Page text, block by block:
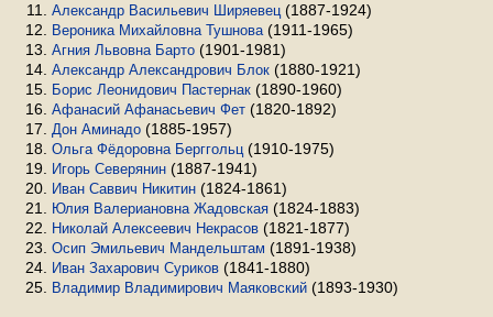
Александр Васильевич Ширяевец (1887-1924)
Вероника Михайловна Тушнова (1911-1965)
Агния Львовна Барто (1901-1981)
Александр Александрович Блок (1880-1921)
Борис Леонидович Пастернак (1890-1960)
Афанасий Афанасьевич Фет (1820-1892)
Дон Аминадо (1885-1957)
Ольга Фёдоровна Берггольц (1910-1975)
Игорь Северянин (1887-1941)
Иван Саввич Никитин (1824-1861)
Юлия Валериановна Жадовская (1824-1883)
Николай Алексеевич Некрасов (1821-1877)
Осип Эмильевич Мандельштам (1891-1938)
Иван Захарович Суриков (1841-1880)
Владимир Владимирович Маяковский (1893-1930)